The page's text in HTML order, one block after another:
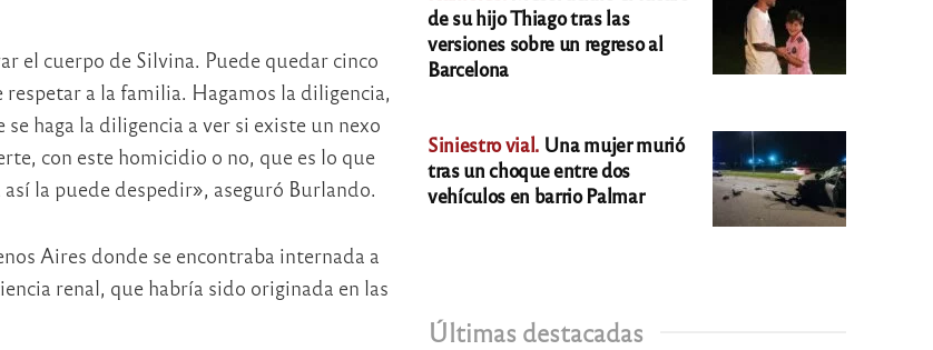
el cuerpo de Silvina. Puede quedar cinco
a la familia. Hagamos la diligencia,
haga la diligencia a ver si existe un nexo
con este homicidio o no, que es lo que
la puede despedir», aseguró Burlando.
Aires donde se encontraba internada a
renal, que habría sido originada en las
de su hijo Thiago tras las
versiones sobre un regreso al
Barcelona
Siniestro vial. Una mujer murió
tras un choque entre dos
vehículos en barrio Palmar
Últimas destacadas